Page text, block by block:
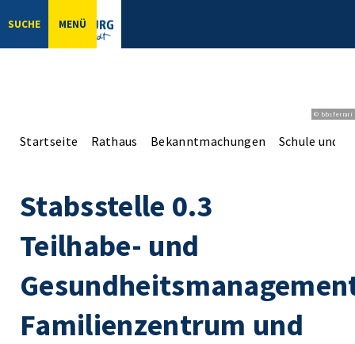
SUCHE MENÜ
© bbsferrari
Startseite Rathaus Bekanntmachungen Schule und
Stabsstelle 0.3
Teilhabe- und
Familienzentrum und